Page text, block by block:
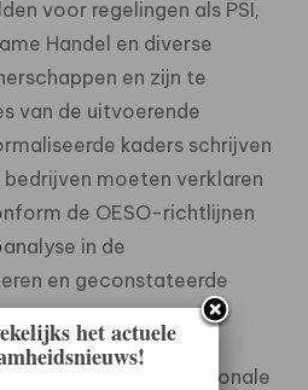
voor regelingen als PSI,
Handel en diverse
en zijn te
van de uitvoerende
kaders schrijven
moeten verklaren
de OESO-richtlijnen
in de
en geconstateerde
IMVO zijn internationale
het actuele